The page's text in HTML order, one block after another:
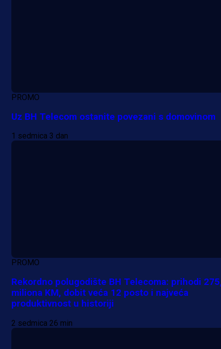
PROMO
Uz BH Telecom ostanite povezani s domovinom
1 sedmica 3 dan
PROMO
Rekordno polugodište BH Telecoma: prihodi
miliona KM, dobit veća 12 posto i najveća
produktivnost u historiji
2 sedmica 26 min